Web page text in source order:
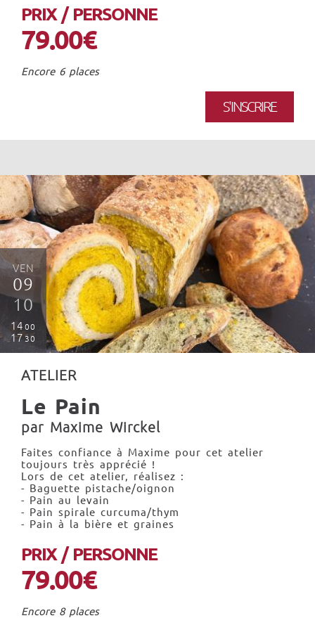
PRIX / PERSONNE
79.00€
Encore 6 places
S'INSCRIRE
VEN
09
10
14 00
17 30
ATELIER
Le Pain
par Maxime Wirckel
Faites confiance à Maxime pour cet atelier
toujours très apprécié !
Lors de cet atelier, réalisez :
- Baguette pistache/oignon
- Pain au levain
- Pain spirale curcuma/thym
- Pain à la bière et graines
PRIX / PERSONNE
79.00€
Encore 8 places